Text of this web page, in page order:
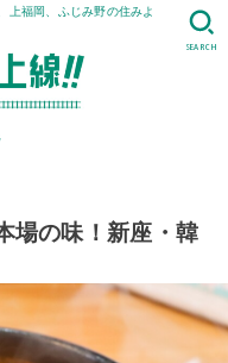
上福岡、ふじみ野の住みよ
SEARCH
場の味！新座・韓